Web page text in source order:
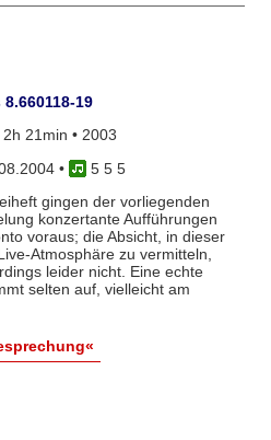
8.660118-19
2h 21min • 2003
•
5 5 5
gingen der vorliegenden
konzertante Aufführungen
voraus; die Absicht, in dieser
Atmosphäre zu vermitteln,
leider nicht. Eine echte
selten auf, vielleicht am